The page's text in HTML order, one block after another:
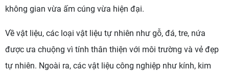
không gian vừa ấm cúng vừa hiện đại.
Về vật liệu, các loại vật liệu tự nhiên như gỗ, đá, tre, nứa
được ưa chuộng vì tính thân thiện với môi trường và vẻ đẹp
tự nhiên. Ngoài ra, các vật liệu công nghiệp như kính, kim